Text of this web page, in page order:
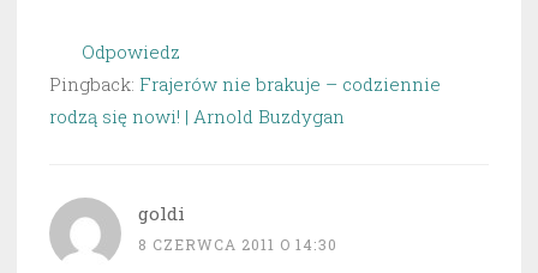
Odpowiedz
Pingback: Frajerów nie brakuje – codziennie
rodzą się nowi! | Arnold Buzdygan
goldi
8 CZERWCA 2011 O 14:30